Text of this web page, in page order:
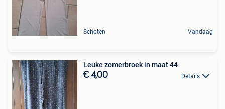
Schoten Vandaag
Leuke zomerbroek in maat 44
€ 4,00 Details